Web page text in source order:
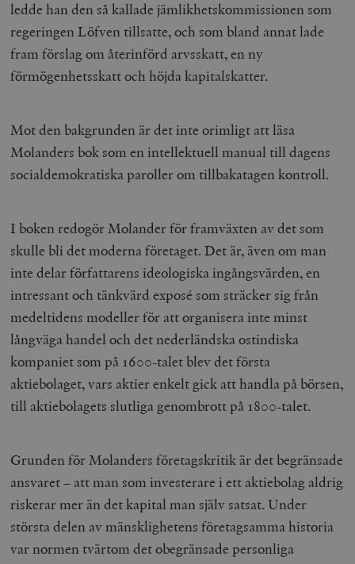
ledde han den så kallade jämlikhetskommissionen som
regeringen Löfven tillsatte, och som bland annat lade
fram förslag om återinförd arvsskatt, en ny
förmögenhetsskatt och höjda kapitalskatter.
Mot den bakgrunden är det inte orimligt att läsa
Molanders bok som en intellektuell manual till dagens
socialdemokratiska paroller om tillbakatagen kontroll.
I boken redogör Molander för framväxten av det som
skulle bli det moderna företaget. Det är, även om man
inte delar författarens ideologiska ingångsvärden, en
intressant och tänkvärd exposé som sträcker sig från
medeltidens modeller för att organisera inte minst
långväga handel och det nederländska ostindiska
kompaniet som på 1600-talet blev det första
aktiebolaget, vars aktier enkelt gick att handla på börsen,
till aktiebolagets slutliga genombrott på 1800-talet.
Grunden för Molanders företagskritik är det begränsade
ansvaret – att man som investerare i ett aktiebolag aldrig
riskerar mer än det kapital man själv satsat. Under
största delen av mänsklighetens företagsamma historia
var normen tvärtom det obegränsade personliga